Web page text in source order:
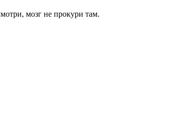
мозг не прокури там.